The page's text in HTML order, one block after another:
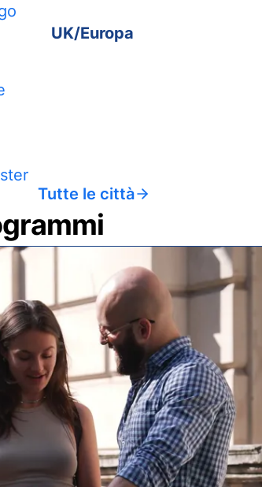
UK/Europa
Tutte le città